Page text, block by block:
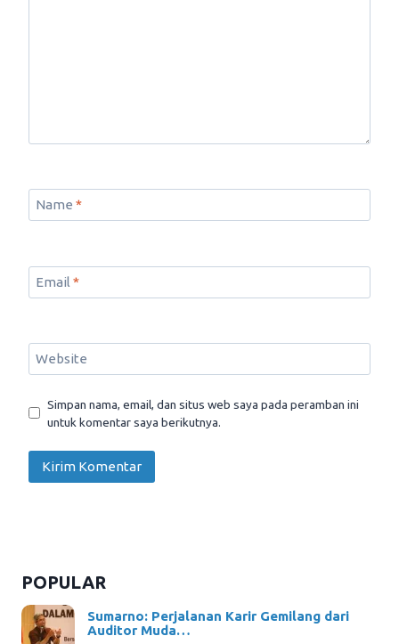
Name *
Email *
Website
Simpan nama, email, dan situs web saya pada peramban ini
untuk komentar saya berikutnya.
POPULAR
Sumarno: Perjalanan Karir Gemilang dari
Auditor Muda…